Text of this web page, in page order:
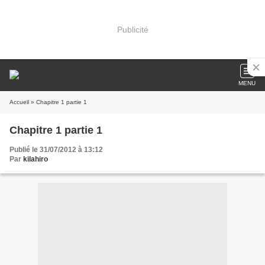
Publicité
MENU
Accueil » Chapitre 1 partie 1
Chapitre 1 partie 1
Publié le 31/07/2012 à 13:12
Par kilahiro